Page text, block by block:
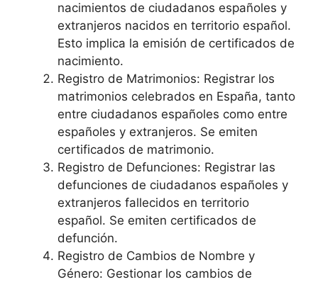
nacimientos de ciudadanos españoles y
extranjeros nacidos en territorio español.
Esto implica la emisión de certificados de
nacimiento.
Registro de Matrimonios: Registrar los
matrimonios celebrados en España, tanto
entre ciudadanos españoles como entre
españoles y extranjeros. Se emiten
certificados de matrimonio.
Registro de Defunciones: Registrar las
defunciones de ciudadanos españoles y
extranjeros fallecidos en territorio
español. Se emiten certificados de
defunción.
Registro de Cambios de Nombre y
Género: Gestionar los cambios de